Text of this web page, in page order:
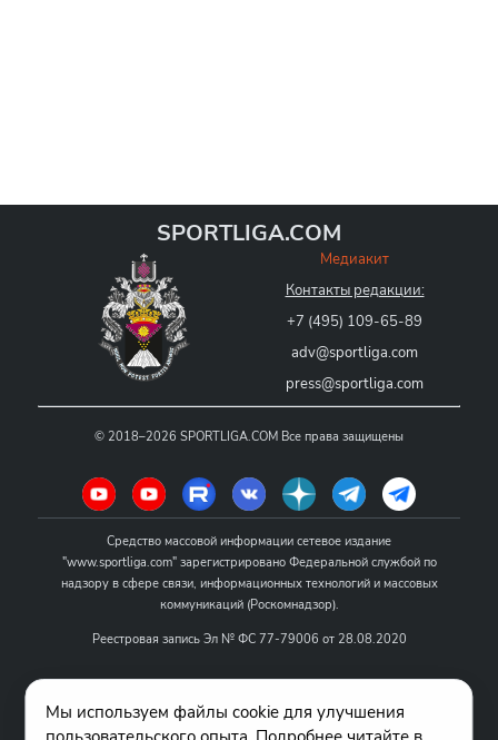
SPORTLIGA.COM
Медиакит
Контакты редакции:
+7 (495) 109-65-89
adv@sportliga.com
press@sportliga.com
© 2018–2026 SPORTLIGA.COM Все права защищены
Средство массовой информации сетевое издание
"www.sportliga.com" зарегистрировано Федеральной службой по
надзору в сфере связи, информационных технологий и массовых
коммуникаций (Роскомнадзор).
Реестровая запись Эл № ФС 77-79006 от 28.08.2020
Название - www.sportliga.com
Учредитель СМИ сетевого издания "www.sportliga.com": ИП Чамин
Мы используем файлы cookie для улучшения